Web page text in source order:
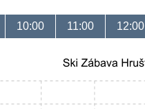
10:00 11:00 12:00